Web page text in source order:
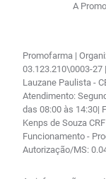
A
Promofarma |
03.123.210\0003-27
Lauzane Paulista -
Atendimento:
das 08:00 às 14:30|
Kenps de Souza
Funcionamento -
Autorização/MS: